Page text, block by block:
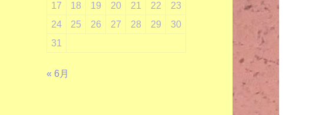
17
18 19 20 21 22
23
24
25 26 27 28 29
30
31
« 6月